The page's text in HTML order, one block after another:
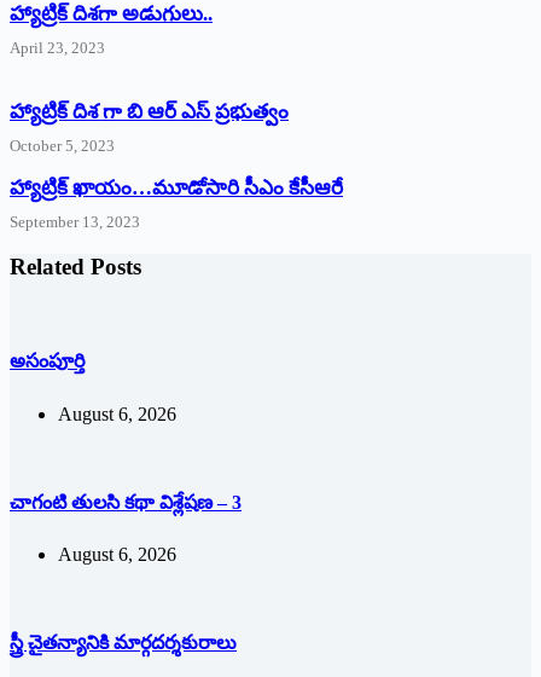
‌హ్యాట్రిక్‌ ‌దిశగా అడుగులు..
April 23, 2023
హ్యాట్రిక్ దిశ గా బి ఆర్ ఎస్ ప్రభుత్వం
October 5, 2023
హ్యాట్రిక్‌ ‌ఖాయం…మూడోసారి సీఎం కేసీఆరే
September 13, 2023
Related Posts
అసంపూర్తి
August 6, 2026
చాగంటి తులసి కథా విశ్లేషణ – 3
August 6, 2026
స్త్రీ చైతన్యానికి మార్గదర్శకురాలు